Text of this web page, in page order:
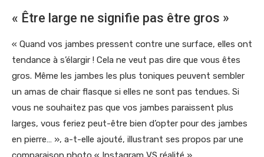
« Être large ne signifie pas être gros »
« Quand vos jambes pressent contre une surface, elles ont
tendance à s’élargir ! Cela ne veut pas dire que vous êtes
gros. Même les jambes les plus toniques peuvent sembler
un amas de chair flasque si elles ne sont pas tendues. Si
vous ne souhaitez pas que vos jambes paraissent plus
larges, vous feriez peut-être bien d’opter pour des jambes
en pierre… », a-t-elle ajouté, illustrant ses propos par une